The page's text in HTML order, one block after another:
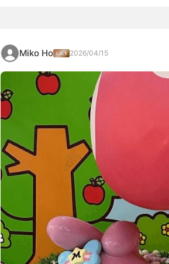
Miko Ho 2026/04/15